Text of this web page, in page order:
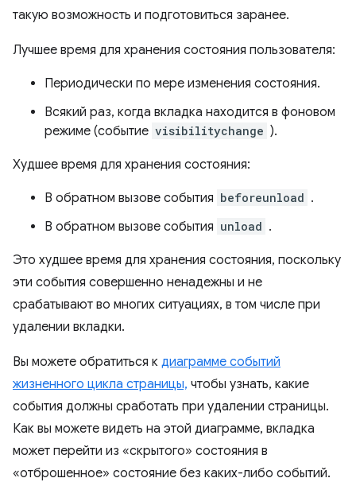
такую ​​возможность и подготовиться заранее.
Лучшее время для хранения состояния пользователя:
Периодически по мере изменения состояния.
Всякий раз, когда вкладка находится в фоновом
режиме (событие visibilitychange ).
Худшее время для хранения состояния:
В обратном вызове события beforeunload .
В обратном вызове события unload .
Это худшее время для хранения состояния, поскольку
эти события совершенно ненадежны и не
срабатывают во многих ситуациях, в том числе при
удалении вкладки.
Вы можете обратиться к диаграмме событий
жизненного цикла страницы, чтобы узнать, какие
события должны сработать при удалении страницы.
Как вы можете видеть на этой диаграмме, вкладка
может перейти из «скрытого» состояния в
«отброшенное» состояние без каких-либо событий.